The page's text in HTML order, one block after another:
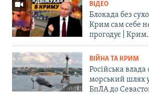
ВІДЕО
Блокада без
Крим сам себе
прогодує |
ВІЙНА ТА КРИМ
Російська влада
морський шлях
БпЛА до